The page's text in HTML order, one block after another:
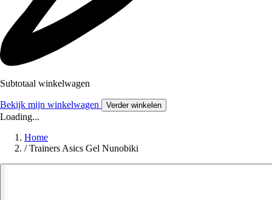
Subtotaal winkelwagen
Bekijk mijn winkelwagen Verder winkelen
Loading...
Home
/ Trainers Asics Gel Nunobiki